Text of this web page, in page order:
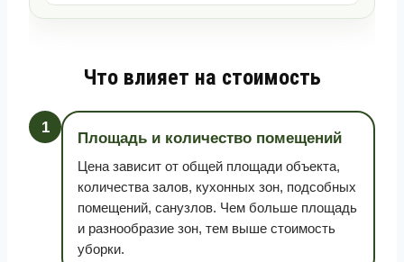
Что влияет на стоимость
1
Площадь и количество помещений
Цена зависит от общей площади объекта,
количества залов, кухонных зон, подсобных
помещений, санузлов. Чем больше площадь
и разнообразие зон, тем выше стоимость
уборки.